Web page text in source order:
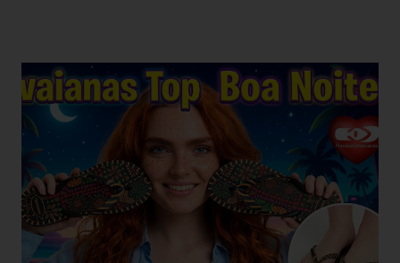
2000, o famoso scrunchie aquele elástico de cabelo
revestido de tecido franzido conquistou passarelas, vitrines
e o guarda-roupa das principais influenciadoras de moda.
Percebendo esse movimento de resgate retrô com toque
contemporâneo, a Havaianas trouxe uma inovação que une
o melhor dos dois mundos. O Chinelo Havaianas Top
Scrunchie surge exatamente como essa resposta
fashionista: a fusão impecável da lendária sola de borracha